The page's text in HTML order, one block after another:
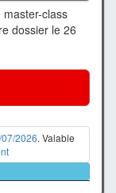
class
dossier le 26
2026. Valable